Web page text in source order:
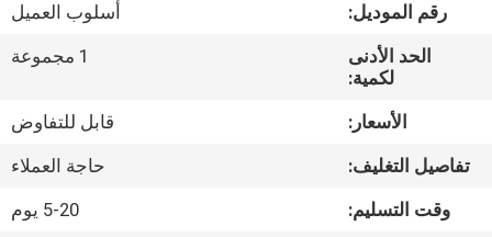
المعمل
مراقبة
الجودة
اتصل
رقم الموديل:
أسلوب العميل
الحد الأدنى
لكمية:
1 مجموعة
الأسعار:
قابل للتفاوض
تفاصيل التغليف:
حاجة العملاء
وقت التسليم:
5-20 يوم